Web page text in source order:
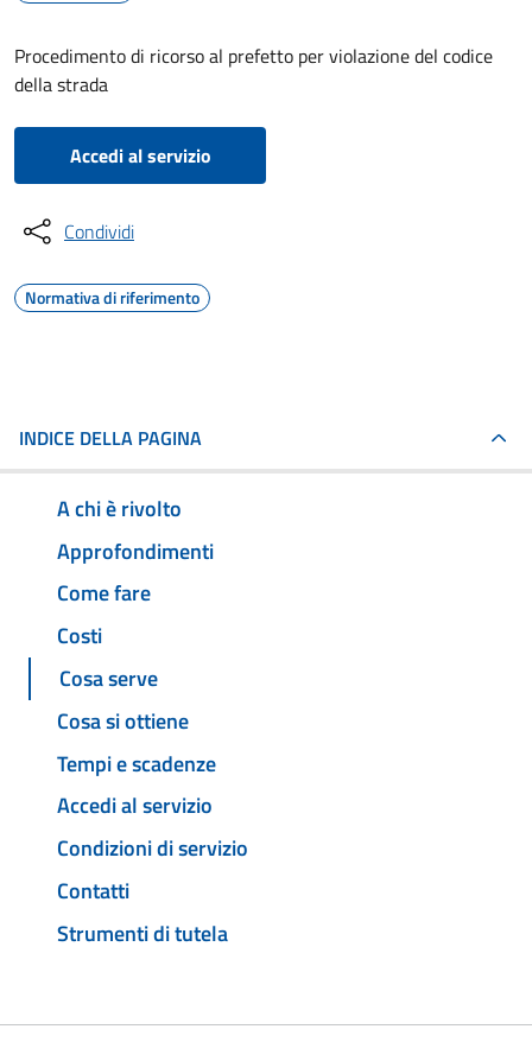
Procedimento di ricorso al prefetto per violazione del codice
della strada
Accedi al servizio
Condividi
Normativa di riferimento
INDICE DELLA PAGINA
A chi è rivolto
Approfondimenti
Come fare
Costi
Cosa serve
Cosa si ottiene
Tempi e scadenze
Accedi al servizio
Condizioni di servizio
Contatti
Strumenti di tutela